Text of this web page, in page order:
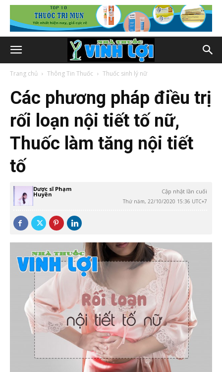
Trang chủ Thông Tin Thuốc Thuốc sinh lý nữ
Các phương pháp điều trị
rối loạn nội tiết tố nữ,
Thuốc làm tăng nội tiết
tố
Dược sĩ Phạm
Huyền Cập nhật lần cuối
Thứ năm, 22/10/2020 15:36 UTC+7